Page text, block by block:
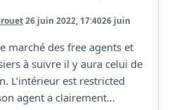
26 juin 2022, 17:4026 juin
marché des free agents et
à suivre il y aura celui de
L’intérieur est restricted
agent a clairement